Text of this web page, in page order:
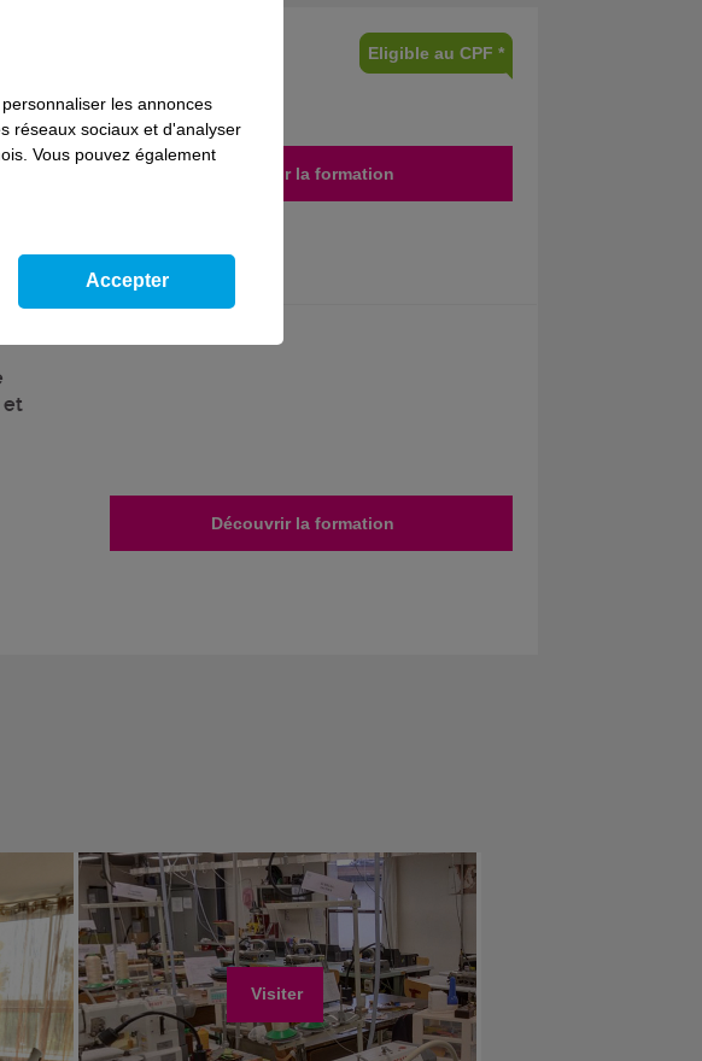
Eligible au CPF *
Découvrir la formation
et
Découvrir la formation
Visiter
les annonces
réseaux sociaux et d'analyser
Vous pouvez également
Accepter